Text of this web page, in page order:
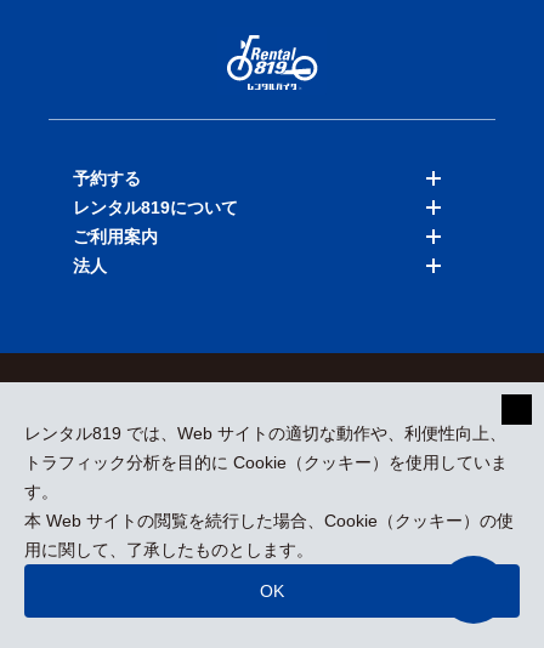
レンタル819 では、Web サイトの適切な動作や、利便性向上、
トラフィック分析を目的に Cookie（クッキー）を使用していま
す。
本 Web サイトの閲覧を続行した場合、Cookie（クッキー）の使
用に関して、了承したものとします。
OK
予約する
バイクを探す
店舗を探す
レンタル819について
料金表
ご利用案内
法人
採用情報
プレスリリース
kizuki Rental Service © All Rights Reserved.